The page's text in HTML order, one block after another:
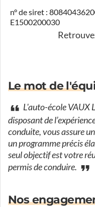
n° de siret :
E1500200030
Le mot de
L'auto-école VAUX
disposant de
conduite, vous assure
un programme précis
seul objectif est votre
permis de conduire.
Nos